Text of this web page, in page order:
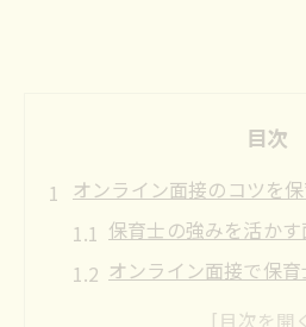
目次
オンライン面接のコツを
保育士の強みを活か
オンライン面接で保
保育士として印象に